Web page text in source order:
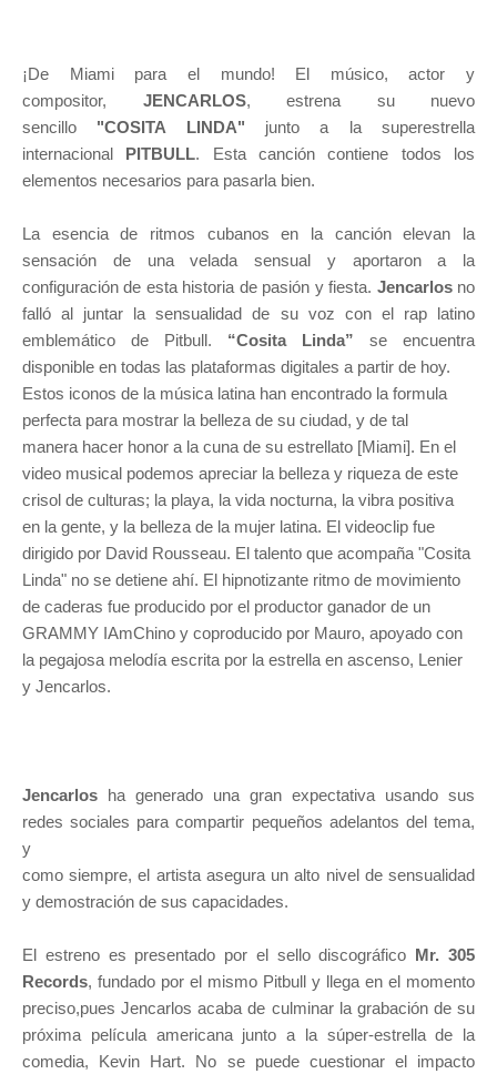
¡De Miami para el mundo! El músico, actor y
compositor, JENCARLOS, estrena su nuevo
sencillo "COSITA LINDA" junto a la superestrella
internacional PITBULL. Esta canción contiene todos los
elementos necesarios para pasarla bien.
La esencia de ritmos cubanos en la canción elevan la
sensación de una velada sensual y aportaron a la
configuraciónde esta historia de pasión y fiesta. Jencarlosno
falló al juntar la sensualidad de su voz con el rap latino
emblemático de Pitbull. “Cosita Linda” se encuentra
disponible en todas las plataformas digitales a partir de hoy.
Estos iconos de la música latina han encontrado la formula
perfecta para mostrar la belleza de su ciudad, y de tal
manera hacer honor a la cuna de su estrellato [Miami]. En el
video musical podemos apreciar la belleza y riqueza de este
crisol de culturas; la playa, la vida nocturna, la vibra positiva
en la gente, y la belleza de la mujer latina. El videoclip fue
dirigido por David Rousseau. El talento que acompaña "Cosita
Linda" no se detiene ahí. El hipnotizante ritmo de movimiento
de caderas fue producido por el productor ganador de un
GRAMMY IAmChino y coproducido por Mauro, apoyado con
la pegajosa melodía escrita por la estrella en ascenso, Lenier
y Jencarlos.
Jencarlos ha generado una gran expectativa usando sus
redes sociales para compartir pequeños adelantos del tema,
y
como siempre, el artista asegura un alto nivel de sensualidad
y demostración de sus capacidades.
El estreno es presentado por el sello discográfico Mr. 305
Records, fundado por el mismo Pitbull y llega en el momento
preciso,pues Jencarlos acaba de culminar la grabación de su
próxima película americana junto a la súper-estrella de la
comedia, Kevin Hart. No se puede cuestionar el impacto